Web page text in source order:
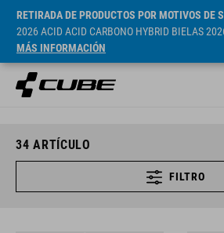
RETIRADA DE PRODUCTOS POR MOTIVOS DE
2026 ACID ACID CARBONO HYBRID BIELAS
MÁS INFORMACIÓN
34 ARTÍCULO
FILTRO